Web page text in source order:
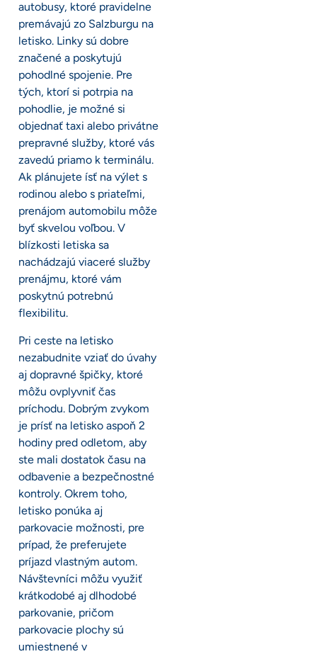
autobusy, ktoré pravidelne
premávajú zo Salzburgu na
letisko. Linky sú dobre
značené a poskytujú
pohodlné spojenie. Pre
tých, ktorí si potrpia na
pohodlie, je možné si
objednať taxi alebo privátne
prepravné služby, ktoré vás
zavedú priamo k terminálu.
Ak plánujete ísť na výlet s
rodinou alebo s priateľmi,
prenájom automobilu môže
byť skvelou voľbou. V
blízkosti letiska sa
nachádzajú viaceré služby
prenájmu, ktoré vám
poskytnú potrebnú
flexibilitu.
Pri ceste na letisko
nezabudnite vziať do úvahy
aj dopravné špičky, ktoré
môžu ovplyvniť čas
príchodu. Dobrým zvykom
je prísť na letisko aspoň 2
hodiny pred odletom, aby
ste mali dostatok času na
odbavenie a bezpečnostné
kontroly. Okrem toho,
letisko ponúka aj
parkovacie možnosti, pre
prípad, že preferujete
príjazd vlastným autom.
Návštevníci môžu využiť
krátkodobé aj dlhodobé
parkovanie, pričom
parkovacie plochy sú
umiestnené v